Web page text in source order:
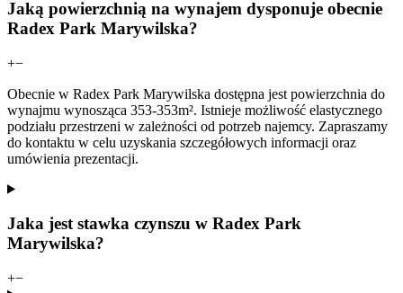
Jaką powierzchnią na wynajem dysponuje obecnie
Radex Park Marywilska?
+−
Obecnie w Radex Park Marywilska dostępna jest powierzchnia do
wynajmu wynosząca 353-353m². Istnieje możliwość elastycznego
podziału przestrzeni w zależności od potrzeb najemcy. Zapraszamy
do kontaktu w celu uzyskania szczegółowych informacji oraz
umówienia prezentacji.
Jaka jest stawka czynszu w Radex Park
Marywilska?
+−